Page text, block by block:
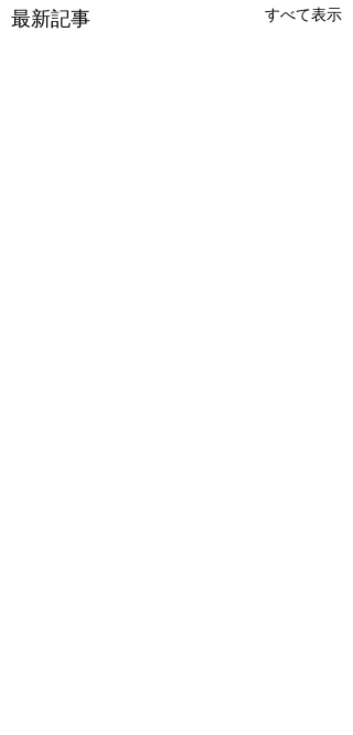
最新記事 すべて表示